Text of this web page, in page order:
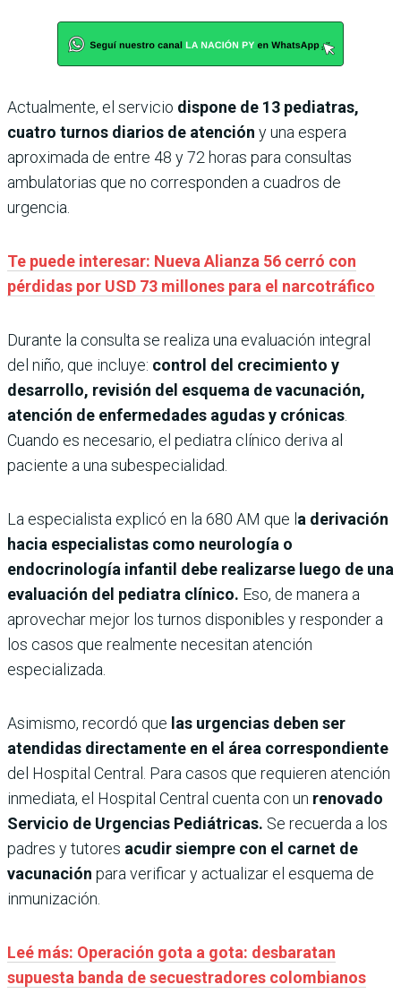
Actualmente, el servicio dispone de 13 pediatras,
cuatro turnos diarios de atención y una espera
aproximada de entre 48 y 72 horas para consultas
ambulatorias que no corresponden a cuadros de
urgencia.
Te puede interesar: Nueva Alianza 56 cerró con
pérdidas por USD 73 millones para el narcotráfico
Durante la consulta se realiza una evaluación integral
del niño, que incluye: control del crecimiento y
desarrollo, revisión del esquema de vacunación,
atención de enfermedades agudas y crónicas
Cuando es necesario, el pediatra clínico deriva al
paciente a una subespecialidad.
La especialista explicó en la 680 AM que l a derivación
hacia especialistas como neurología o
endocrinología infantil debe realizarse luego de una
evaluación del pediatra clínico. Eso, de manera a
aprovechar mejor los turnos disponibles y responder a
los casos que realmente necesitan atención
especializada.
Asimismo, recordó que las urgencias deben ser
atendidas directamente en el área correspondiente
del Hospital Central. Para casos que requieren atención
inmediata, el Hospital Central cuenta con un renovado
Servicio de Urgencias Pediátricas. Se recuerda a los
padres y tutores acudir siempre con el carnet de
vacunación para verificar y actualizar el esquema de
inmunización.
Leé más: Operación gota a gota: desbaratan
supuesta banda de secuestradores colombianos